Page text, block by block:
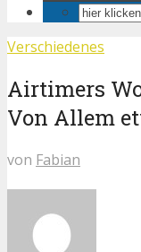
Verschiedenes
Airtimers
Von Allem
von Fabian